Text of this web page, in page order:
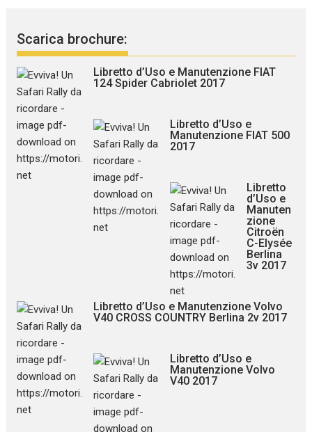
Scarica brochure:
Libretto d’Uso e Manutenzione FIAT
124 Spider Cabriolet 2017
Libretto d’Uso e
Manutenzione FIAT 500
2017
Libretto
d’Uso e
Manuten
zione
Citroën
C-Elysée
Berlina
3v 2017
Libretto d’Uso e Manutenzione Volvo
V40 CROSS COUNTRY Berlina 2v 2017
Libretto d’Uso e
Manutenzione Volvo
V40 2017